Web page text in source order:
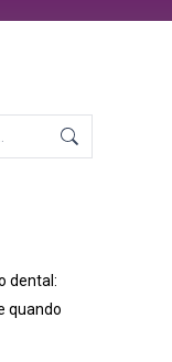
dental:
quando